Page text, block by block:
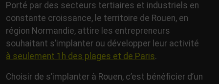
Porté par des secteurs tertiaires et industriels en
constante croissance, le territoire de Rouen, en
région Normandie, attire les entrepreneurs
souhaitant s’implanter ou développer leur activité
à seulement 1h des plages et de Paris.
Choisir de s’implanter à Rouen, c’est bénéficier d’un